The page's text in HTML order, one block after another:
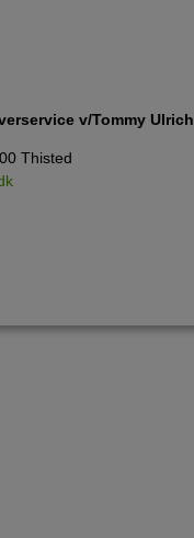
v/Tommy Ulrich
Thisted